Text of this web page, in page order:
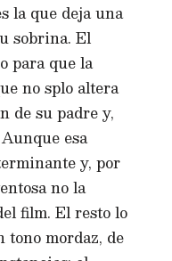
la que deja una
sobrina. El
para que la
no splo altera
de su padre y,
esa
y, por
no la
film. El resto lo
tono mordaz, de